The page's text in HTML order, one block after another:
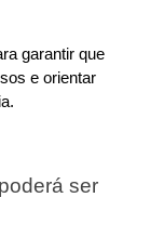
garantir que
e orientar
ser